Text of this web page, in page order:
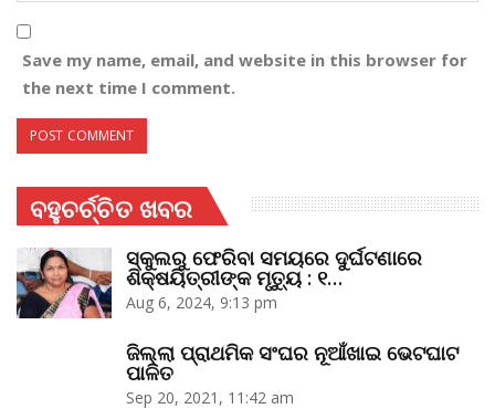
Save my name, email, and website in this browser for
the next time I comment.
ବହୁଚର୍ଚ୍ଚିତ ଖବର
ସ୍କୁଲରୁ ଫେରିବା ସମୟରେ ଦୁର୍ଘଟଣାରେ
ଶିକ୍ଷୟିତ୍ରୀଙ୍କ ମୃତ୍ୟୁ : ୧…
Aug 6, 2024, 9:13 pm
ଜିଲ୍ଲା ପ୍ରାଥମିକ ସଂଘର ନୂଆଁଖାଇ ଭେଟଘାଟ
ପାଳିତ
Sep 20, 2021, 11:42 am